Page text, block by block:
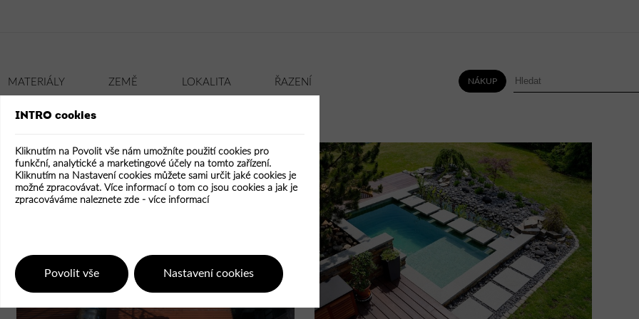
INTRO cookies
Kliknutím na Povolit vše nám umožníte použití cookies pro
funkční, analytické a marketingové účely na tomto zařízení.
Kliknutím na Nastavení cookies můžete sami určit jaké cookies je
možné zpracovávat. Více informací o tom co jsou cookies a jak je
zpracováváme naleznete zde - více informací
Povolit vše Nastavení cookies
MATERIÁLY ZEMĚ LOKALITA ŘAZENÍ NÁKUP